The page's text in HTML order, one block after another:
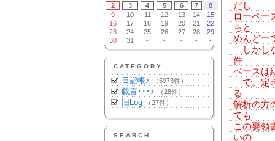
2
3 4 5 6 7
8
9
10 11 12 13 14
15
16
17 18 19 20 21
22
23
24 25 26 27 28
29
30
31 - - - - -
CATEGORY
日記帳♪ （5973件）
戯言･･･♪ （28件）
旧Log （27件）
SEARCH
だし
ローペー
ちと
めんどー
しかし
件
ペースは
で。定
る
解析の方
でも
この要領
いの